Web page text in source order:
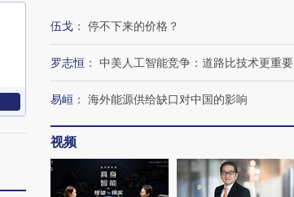
伍戈 ： 停不下来的价格？
罗志恒 ： 中美人工智能竞争：道路比技术更重要
易峘 ： 海外能源供给缺口对中国的影响
视频